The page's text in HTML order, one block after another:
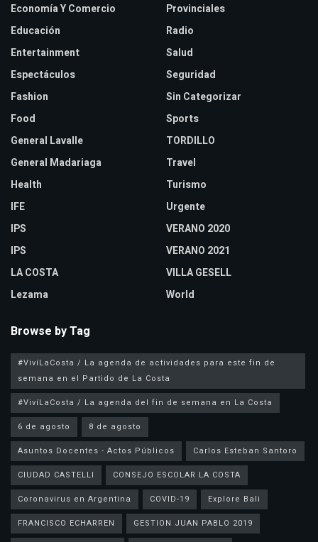
Economía Y Comercio
Educación
Entertainment
Espectáculos
Fashion
Food
General Lavalle
General Madariaga
Health
IFE
IPS
IPS
LA COSTA
Lezama
Provinciales
Radio
Salud
Seguridad
Sin Categorizar
Sports
TORDILLO
Travel
Turismo
Urgente
VERANO 2020
VERANO 2021
VILLA GESELL
World
Browse by Tag
#VivíLaCosta / La agenda de actividades para este fin de
semana en el Partido de La Costa
#VivíLaCosta / La agenda del fin de semana en La Costa
6 de agosto
8 de agosto
Asuntos Docentes - Actos Públicos
Carlos Esteban Santoro
CIUDAD CASTELLI
CONSEJO ESCOLAR LA COSTA
Coronavirus en Argentina
COVID-19
Explore Bali
FRANCISCO ECHARREN
GESTION JUAN PABLO 2019